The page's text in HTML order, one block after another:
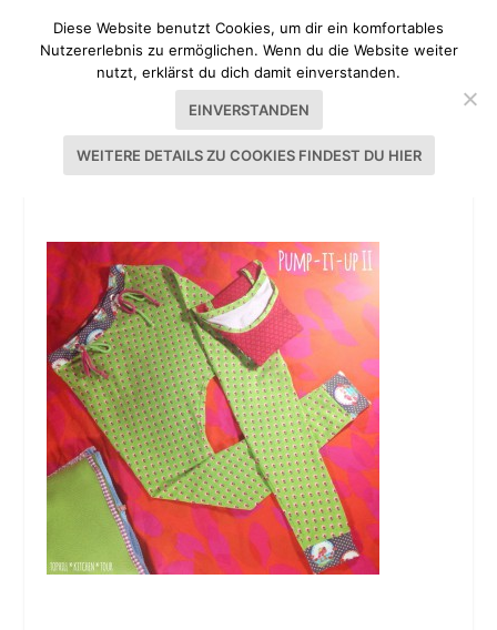
PUMP-IT-UP
Diese Website benutzt Cookies, um dir ein komfortables
Nutzererlebnis zu ermöglichen. Wenn du die Website weiter
nutzt, erklärst du dich damit einverstanden.
EINVERSTANDEN
WEITERE DETAILS ZU COOKIES FINDEST DU HIER